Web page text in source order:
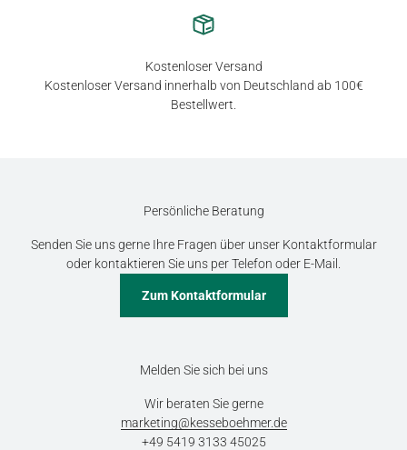
Kostenloser Versand
Kostenloser Versand innerhalb von Deutschland ab 100€
Bestellwert.
Persönliche Beratung
Senden Sie uns gerne Ihre Fragen über unser Kontaktformular
oder kontaktieren Sie uns per Telefon oder E-Mail.
Zum Kontaktformular
Melden Sie sich bei uns
Wir beraten Sie gerne
marketing@kesseboehmer.de
+49 5419 3133 45025